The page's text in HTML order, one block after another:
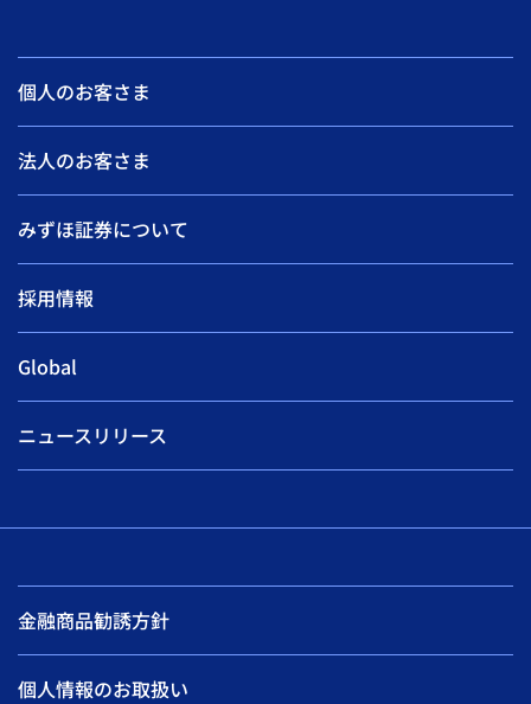
個人のお客さま
法人のお客さま
みずほ証券について
採用情報
Global
ニュースリリース
金融商品勧誘方針
個人情報のお取扱い